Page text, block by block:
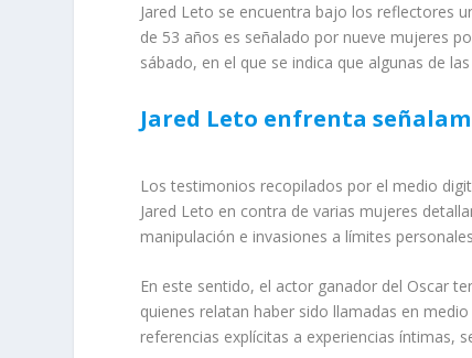
Jared Leto se encuentra bajo los reflectores
de 53 años es señalado por nueve mujeres
sábado, en el que se indica que algunas de
Jared Leto enfrenta
Los testimonios recopilados por el medio
Jared Leto en contra de varias mujeres
manipulación e invasiones a límites
En este sentido, el actor ganador del Oscar
quienes relatan haber sido llamadas en
referencias explícitas a experiencias íntimas,